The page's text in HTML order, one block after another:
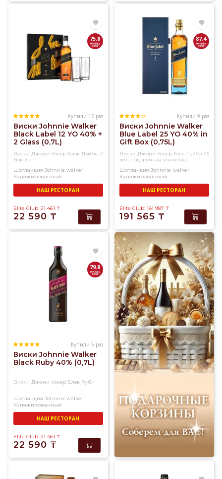
75.8
Купили 12 раз
Виски Johnnie Walker
Black Label 12 YO 40% +
2 Glass (0,7L)
Виски Джони Уокер Блэк Лэйбл, 2
бокала
Шотландия Johnnie walker
Купажированный
НАШ РЕСТОРАН
Elite Club: 21 461 ₸
22 590 ₸
87.4
Купили 9 раз
Виски Johnnie Walker
Blue Label 25 YO 40% in
Gift Box (0,75L)
Виски Джони Уокер Блю Лэйбл 25
лет, подарочная упаковка
Шотландия Johnnie walker
Купажированный
НАШ РЕСТОРАН
Elite Club: 181 987 ₸
191 565 ₸
79.8
Купили 5 раз
Виски Johnnie Walker
Black Ruby 40% (0,7L)
Виски Джони Уокер Блэк Руби
Шотландия Johnnie walker
Купажированный
НАШ РЕСТОРАН
Elite Club: 21 461 ₸
22 590 ₸